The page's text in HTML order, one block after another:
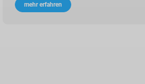
mehr erfahren